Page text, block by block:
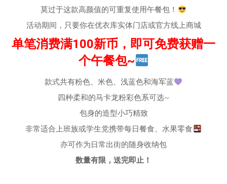
莫过于这款高颜值的可重复使用午餐包！
活动期间，只要你在优衣库实体门店或官方线上商城
单笔消费满100新币，即可免费获赠一
个午餐包~
款式共有粉色、米色、浅蓝色和海军蓝
四种柔和的马卡龙粉彩色系可选~
包身的造型小巧精致
非常适合上班族或学生党携带每日餐食、水果零食
亦可作为日常出街的随身收纳包
数量有限，送完即止！